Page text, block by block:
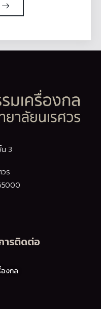
3
ร
ารติดต่อ
องกล